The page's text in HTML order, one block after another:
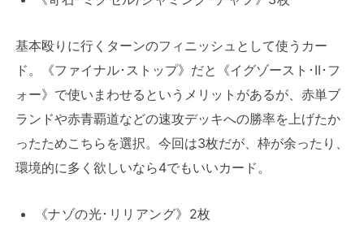
基本殴りに行くターンのフィニッシュとして使うカー
ド。《ファイナル･ストップ》だと《イグゾースト･II･フ
ォー》で使いまわせるというメリットがあるが、赤単ブ
ランドや赤青覇道などの速攻デッキへの勝率を上げたか
ったためこちらを選択。今回は3枚だが、枠が余ったり、
環境的に多く欲しいなら4でもいいカード。
《ナゾの光･リリアング》2枚